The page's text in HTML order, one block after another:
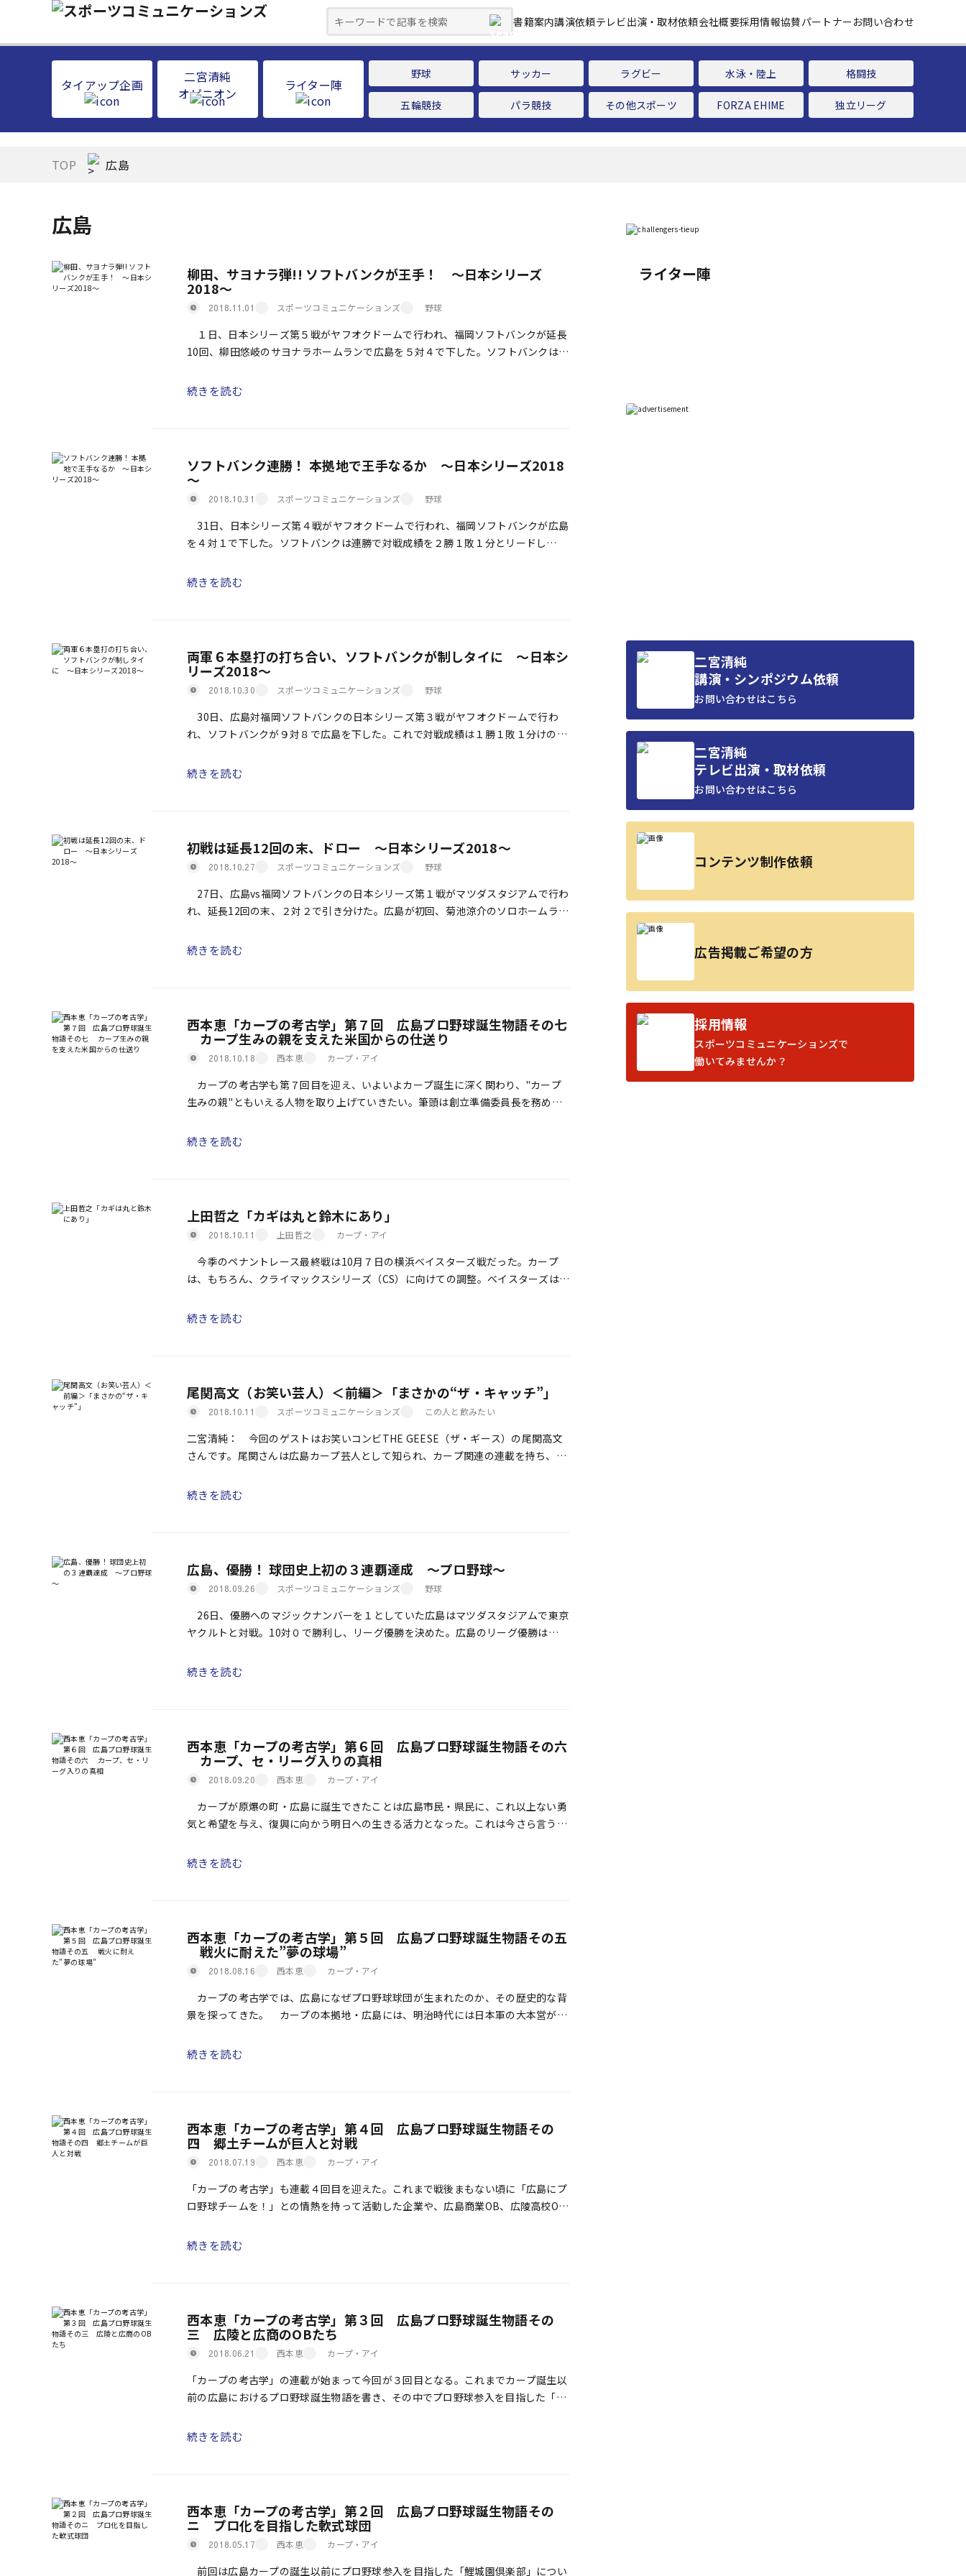
書籍案内講演依頼テレビ出演・取材依頼会社概要採用情報協賛パートナーお問い合わせ
タイアップ企画
二宮清純
オピニオン
ライター陣
野球 サッカー ラグビー 水泳・陸上 格闘技
五輪競技 パラ競技 その他スポーツ FORZA EHIME 独立リーグ
TOP 広島
広島
柳田、サヨナラ弾!! ソフトバンクが王手！ ～日本シリーズ
2018～
2018.11.01 スポーツコミュニケーションズ 野球
１日、日本シリーズ第５戦がヤフオクドームで行われ、福岡ソフトバンクが延長
10回、柳田悠岐のサヨナラホームランで広島を５対４で下した。ソフトバンクはこ
続きを読む
ソフトバンク連勝！ 本拠地で王手なるか ～日本シリーズ2018
～
2018.10.31 スポーツコミュニケーションズ 野球
31日、日本シリーズ第４戦がヤフオクドームで行われ、福岡ソフトバンクが広島
を４対１で下した。ソフトバンクは連勝で対戦成績を２勝１敗１分とリードし
続きを読む
両軍６本塁打の打ち合い、ソフトバンクが制しタイに ～日本シ
リーズ2018～
2018.10.30 スポーツコミュニケーションズ 野球
30日、広島対福岡ソフトバンクの日本シリーズ第３戦がヤフオクドームで行わ
れ、ソフトバンクが９対８で広島を下した。これで対戦成績は１勝１敗１分けのタ
続きを読む
初戦は延長12回の末、ドロー ～日本シリーズ2018～
2018.10.27 スポーツコミュニケーションズ 野球
27日、広島vs福岡ソフトバンクの日本シリーズ第１戦がマツダスタジアムで行わ
れ、延長12回の末、２対２で引き分けた。広島が初回、菊池涼介のソロホームラン
続きを読む
西本恵「カープの考古学」第７回 広島プロ野球誕生物語その七
カープ生みの親を支えた米国からの仕送り
2018.10.18 西本恵 カープ・アイ
カープの考古学も第７回目を迎え、いよいよカープ誕生に深く関わり、"カープ
生みの親"ともいえる人物を取り上げていきたい。筆頭は創立準備委員長を務めた
[…]
続きを読む
上田哲之「カギは丸と鈴木にあり」
2018.10.11 上田哲之 カープ・アイ
今季のペナントレース最終戦は10月７日の横浜ベイスターズ戦だった。カープ
は、もちろん、クライマックスシリーズ（CS）に向けての調整。ベイスターズは、
続きを読む
尾関高文（お笑い芸人）＜前編＞「まさかの“ザ・キャッチ”」
2018.10.11 スポーツコミュニケーションズ この人と飲みたい
二宮清純： 今回のゲストはお笑いコンビTHE GEESE（ザ・ギース）の尾関高文
さんです。尾関さんは広島カープ芸人として知られ、カープ関連の連載を持ち、応
続きを読む
広島、優勝！ 球団史上初の３連覇達成 ～プロ野球～
2018.09.26 スポーツコミュニケーションズ 野球
26日、優勝へのマジックナンバーを１としていた広島はマツダスタジアムで東京
ヤクルトと対戦。10対０で勝利し、リーグ優勝を決めた。広島のリーグ優勝は
続きを読む
西本恵「カープの考古学」第６回 広島プロ野球誕生物語その六
カープ、セ・リーグ入りの真相
2018.09.20 西本恵 カープ・アイ
カープが原爆の町・広島に誕生できたことは広島市民・県民に、これ以上ない勇
気と希望を与え、復興に向かう明日への生きる活力となった。これは今さら言うま
[…]
続きを読む
西本恵「カープの考古学」第５回 広島プロ野球誕生物語その五
戦火に耐えた”夢の球場”
2018.08.16 西本恵 カープ・アイ
カープの考古学では、広島になぜプロ野球球団が生まれたのか、その歴史的な背
景を探ってきた。 カープの本拠地・広島には、明治時代には日本軍の大本営が置
[…]
続きを読む
西本恵「カープの考古学」第４回 広島プロ野球誕生物語その
四 郷土チームが巨人と対戦
2018.07.19 西本恵 カープ・アイ
「カープの考古学」も連載４回目を迎えた。これまで戦後まもない頃に「広島にプ
ロ野球チームを！」との情熱を持って活動した企業や、広島商業OB、広陵高校OB
続きを読む
西本恵「カープの考古学」第３回 広島プロ野球誕生物語その
三 広陵と広商のOBたち
2018.06.21 西本恵 カープ・アイ
「カープの考古学」の連載が始まって今回が３回目となる。これまでカープ誕生以
前の広島におけるプロ野球誕生物語を書き、その中でプロ野球参入を目指した「鯉
[…]
続きを読む
西本恵「カープの考古学」第２回 広島プロ野球誕生物語その
ニ プロ化を目指した軟式球団
2018.05.17 西本恵 カープ・アイ
前回は広島カープの誕生以前にプロ野球参入を目指した「鯉城園倶楽部」につい
ライター陣
二宮清純
講演・シンポジウム依頼
お問い合わせはこちら
二宮清純
テレビ出演・取材依頼
お問い合わせはこちら
コンテンツ制作依頼
広告掲載ご希望の方
採用情報
スポーツコミュニケーションズで
働いてみませんか？